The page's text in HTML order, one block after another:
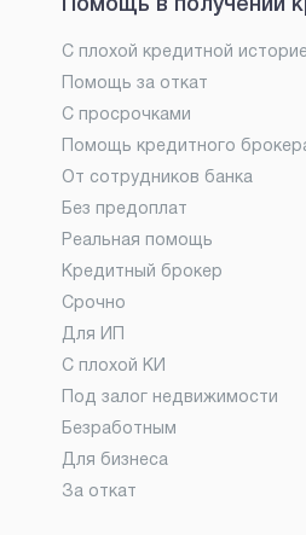
Помощь в получении
С плохой кредитной
Помощь за откат
С просрочками
Помощь кредитного
От сотрудников банка
Без предоплат
Реальная помощь
Кредитный брокер
Срочно
Для ИП
С плохой КИ
Под залог недвижимости
Безработным
Для бизнеса
За откат